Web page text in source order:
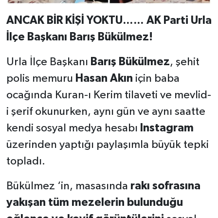
ANCAK BİR KİŞİ YOKTU…… AK Parti Urla
İlçe Başkanı Barış Bükülmez!
Urla İlçe Başkanı Barış Bükülmez, şehit
polis memuru Hasan Akın için baba
ocağında Kuran-ı Kerim tilaveti ve mevlid-
i şerif okunurken, aynı gün ve aynı saatte
kendi sosyal medya hesabı Instagram
üzerinden yaptığı paylaşımla büyük tepki
topladı.
Bükülmez ‘in, masasında rakı sofrasına
yakışan tüm mezelerin bulunduğu